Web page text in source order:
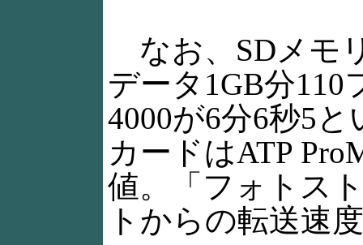
なお、SDメモ
データ1GB分110
4000が6分6秒5
カードはATP
値。「フォトス
トからの転送速